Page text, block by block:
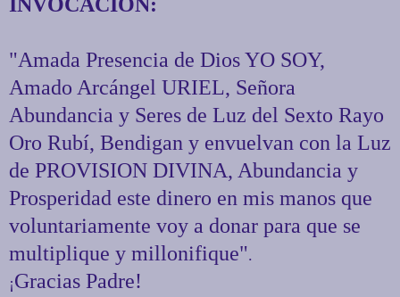
"Amada Presencia de Dios YO SOY,
Amado Arcángel URIEL, Señora
Abundancia y Seres de Luz del Sexto Rayo
Oro Rubí, Bendigan y envuelvan con la Luz
de PROVISION DIVINA, Abundancia y
Prosperidad este dinero en mis manos que
voluntariamente voy a donar para que se
multiplique y millonifique".
¡Gracias Padre!